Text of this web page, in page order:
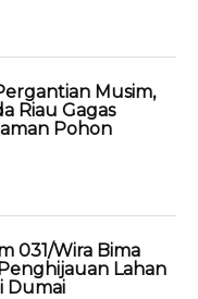
Musim,
Riau Gagas
Pohon
031/Wira Bima
Lahan
Dumai